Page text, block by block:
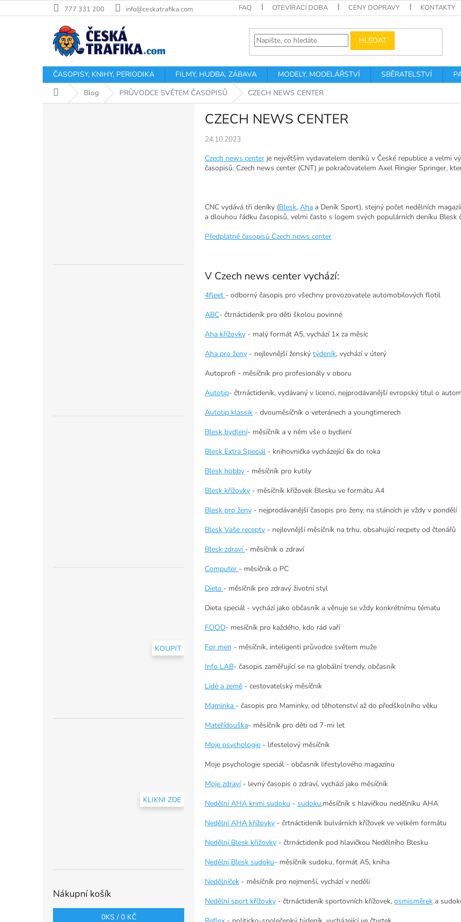
na
777 331 200 info@ceskatrafika.com FAQ OTEVÍRACÍ DOBA CENY DOPRAVY KONTAKTY
HLEDAT
ČASOPISY, KNIHY, PERIODIKA FILMY, HUDBA, ZÁBAVA MODELY, MODELÁŘSTVÍ SBĚRATELSTVÍ
Domů Blog PRŮVODCE SVĚTEM ČASOPISŮ CZECH NEWS CENTER
KOUPIT
KLIKNI ZDE
Nákupní košík
0KS / 0 KČ
CZECH NEWS CENTER
24.10.2023
Czech news center je největším vydavatelem deníků v České republice a velmi
časopisů. Czech news center (CNT) je pokračovatelem Axel Ringier Springer,
CNC vydává tři deníky (Blesk, Aha a Deník Sport), stejný počet nedělních
a dlouhou řádku časopisů, velmi často s logem svých populárních deníku Blesk
Předplatné časopisů Czech news center
V Czech news center vychází:
4fleet - odborný časopis pro všechny provozovatele automobilových flotil
ABC- čtrnáctideník pro děti školou povinné
Aha křížovky - malý formát A5, vychází 1x za měsíc
Aha pro ženy - nejlevnější ženský týdeník, vychází v úterý
Autoprofi - měsíčník pro profesionály v oboru
Autotip- čtrnáctideník, vydávaný v licenci, nejprodávanější evropský titul o
Autotip klassik - dvouměsíčník o veteránech a youngtimerech
Blesk bydlení- měsíčník a v něm vše o bydlení
Blesk Extra Speciál - knihovnička vycházející 6x do roka
Blesk hobby - měsíčník pro kutily
Blesk křížovky - měsíčník křížovek Blesku ve formátu A4
Blesk pro ženy - nejprodávanější časopis pro ženy, na stáncích je vždy v pondělí
Blesk Vaše recepty - nejlevnější měsíčník na trhu, obsahující recpety od čtenářů
Blesk zdraví - měsíčník o zdraví
Computer - měsíčník o PC
Dieta - měsíčník pro zdravý životní styl
Dieta speciál - vychází jako občasník a věnuje se vždy konkrétnímu tématu
FOOD- mesíčník pro každého, kdo rád vaří
For men - měsíčník, inteligentí průvodce světem muže
Info LAB- časopis zaměřující se na globální trendy, občasník
Lidé a země - cestovatelský měsíčník
Maminka - časopis pro Maminky, od těhotenství až do předškolního věku
Mateřídouška- měsíčník pro děti od 7-mi let
Moje psychologie - lifestelový měsíčník
Moje psychologie speciál - občasník lifestylového magazínu
Moje zdraví- levný časopis o zdraví, vychází jako měsíčník
Nedělní AHA krimi sudoku - sudoku,měsíčník s hlavičkou nedělníku AHA
Nedělní AHA křížovky - črtnáctideník bulvárních křížovek ve velkém formátu
Nedělní Blesk křížovky - čtrnáctideník pod hlavičkou Nedělního Blesku
Nedělní Blesk sudoku- měsíčník sudoku, formát A5, kniha
Nedělníček - měsíčník pro nejmenší, vychází v neděli
Nedělní sport křížovky - čtrnáctideník sportovních křížovek, osmisměrek a